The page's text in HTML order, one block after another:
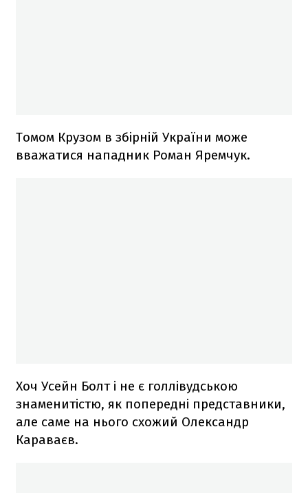
Томом Крузом в збірній України може
вважатися нападник Роман Яремчук.
Хоч Усейн Болт і не є голлівудською
знаменитістю, як попередні представники,
але саме на нього схожий Олександр
Караваєв.